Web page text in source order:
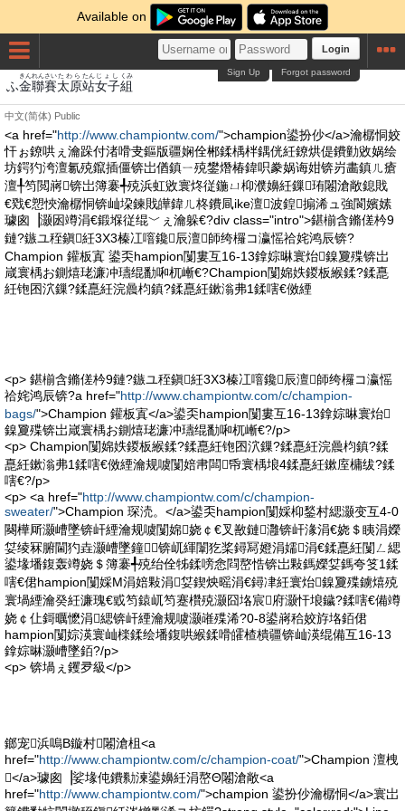
Available on
Login
Forgot password
Sign Up
ふ金
きん
聯
れん
賽
さい
太原
たわら
站
たん
女子
じょし
組
くみ
中文(简体) Public
<a href="http://www.championtw.com/">champion鍙扮仯</a>瀹樼恫姣
忓ぉ鐐哄ぇ瀹跺付渚嗗叏鏂版疆娴佺郴鍒楀柈鍝侊紝鐐烘偍鐨勭敓娲绘
坊鍔犳洿澶氱殑鑹插僵锛岀偤鎮ㄧ殑鐢熸椿鍏呮豢娲诲姏锛岃畵鎮ㄦ瘡
澶╀笉閲嶈锛岀簿褰╃殑浜虹敓寰炵従鍦ㄩ枊濮嬶紝鏁珛闂滄敞鎴戝
€戣€愬悏瀹樼恫锛屾垜鍊戝皣鍏ㄦ柊鐨凬ike澶波鍠搧浠ュ強閬嬪嫊
璩囪▕灏囦竴涓€鍛堢従绲﹀ぇ瀹躲€?div class="intro">鍖椾含鏅傞枔9
鏈?鏃ユ秷鎭紝3X3榛冮噾鑱辰澶師绔欏コ瀛愮祫姹鸿辰锛?
Champion 鑵板寘 鍙奀hampion闅婁互16-13鎿婃晽寰炲鎳夐殜锛岀
嵅寰楀お鍘熺珯濂冲瓙绲勫啝杌嶃€?Champion闅婂妷鍐板緱鍒?鍒嗭
紝铇囨泬鏁?鍒嗭紝浣曟枃鎮?鍒嗭紝鏉滃弗1鍒嗐€傚緸
<p> 鍖椾含鏅傞枔9鏈?鏃ユ秷鎭紝3X3榛冮噾鑱辰澶師绔欏コ瀛愮
祫姹鸿辰锛?a href="http://www.championtw.com/c/champion-
bags/">Champion 鑵板寘</a>鍙奀hampion闅婁互16-13鎿婃晽寰炲
鎳夐殜锛岀嵅寰楀お鍘熺珯濂冲瓙绲勫啝杌嶃€?/p>
<p> Champion闅婂妷鍐板緱鍒?鍒嗭紝铇囨泬鏁?鍒嗭紝浣曟枃鎮?鍒
嗭紝鏉滃弗1鍒嗐€傚緸瀹规噳闅婄帇闆帋寰楀埌4鍒嗭紝鏉庢槦绂?鍒
嗐€?/p>
<p> <a href="http://www.championtw.com/c/champion-
sweater/">Champion 琛涜。</a>鍙奀hampion闅婇枊鍫村緦灏变互4-0
闋樺厛灏嶆墜锛屽緸瀹规噳闅婂娆￠€叉敾鏈灉锛屽湪涓€娆＄眱涓嬫
姇绫冧腑閫犳垚灏嶆墜鐘锛屼緷闈犵桨鐞冩嬁涓嬬涓€鍒嗭紝闅ㄥ緦
鍙堟墦鍑轰竴娆＄簿褰╃殑绐佺牬鍒嗙悆閰嶅悎锛岀敤鎷嬫姇鎷夸笅1鍒
嗐€侰hampion闅婇Μ涓婄敤涓姇鍥炴暚涓€鐞冿紝寰炲鎳夐殜鐪熺殑
寰堝緸瀹癸紝濂瑰€戜笉鎱屼笉蹇欑殑灏囧垎宸府灏忓埌鐬?鍒嗐€備竴
娆￠仩鎶曞懡涓緦锛屽緸瀹规噳灏嶉殜浠?0-8鍙嶈秴姣斿垎銆侰
hampion闅婃渶寰屾檪鍒绘墦鍑哄緱鍒嗗皬楂樻疆锛屾渶绲備互16-13
鎿婃晽灏嶆墜銆?/p>
<p> 锛堝ぇ钁夛級</p>
鎯宠浜嗚В鏇村闂滄柤<a
href="http://www.championtw.com/c/champion-coat/">Champion 澶栧
</a>璩囪▕娑堟伅鐨勬湅鍙嬶紝涓嶅Θ闂滄敞<a
href="http://www.championtw.com/">champion 鍙扮仯瀹樼恫</a>寰岀